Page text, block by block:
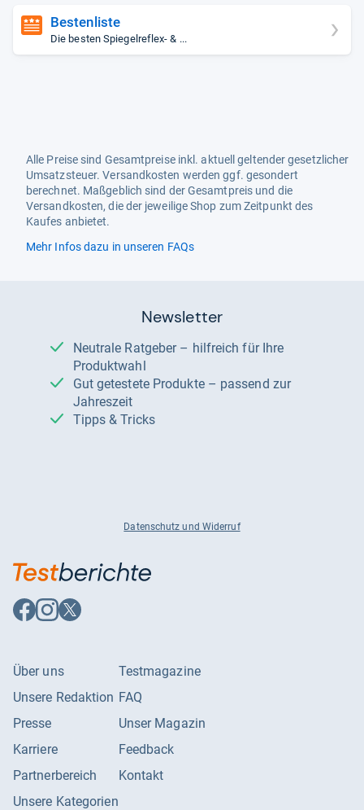
Bestenliste
Die besten Spiegelreflex- & ...
Alle Preise sind Gesamtpreise inkl. aktuell geltender gesetzlicher
Umsatzsteuer. Versandkosten werden ggf. gesondert
berechnet. Maßgeblich sind der Gesamtpreis und die
Versandkosten, die der jeweilige Shop zum Zeitpunkt des
Kaufes anbietet.
Mehr Infos dazu in unseren FAQs
Newsletter
Neutrale Ratgeber – hilfreich für Ihre
Produktwahl
Gut getestete Produkte – passend zur
Jahreszeit
Tipps & Tricks
Datenschutz und Widerruf
Auf
Facebook
Auf
Instagram
Auf
X
Über uns
Unsere Redaktion
Presse
Karriere
Partnerbereich
Unsere Kategorien
Testmagazine
FAQ
Unser Magazin
Feedback
Kontakt